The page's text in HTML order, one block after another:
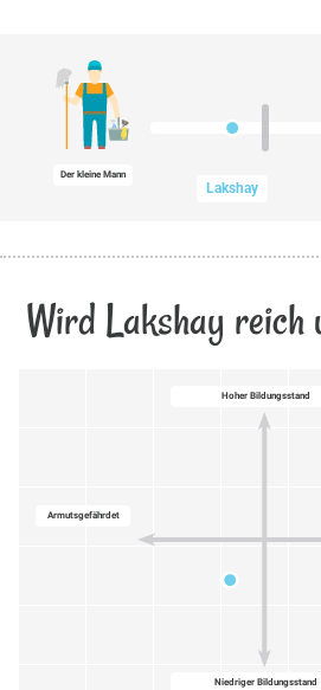
Der kleine Mann
Lakshay
Wird Lakshay reich
Hoher Bildungsstand
Niedriger Bildungsstand
Armutsgefährdet